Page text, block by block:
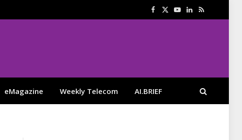
Facebook
X
YouTube
LinkedIn
RSS
eMagazine Weekly Telecom AI.BRIEF